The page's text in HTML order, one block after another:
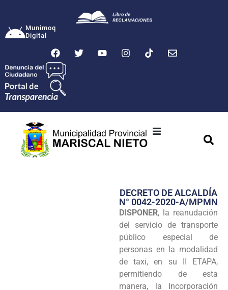
Munimoq
Digital
Transparencia
Seguridad
Programas
Intranet
DECRETO DE ALCALDÍA
N° 0042-2020-A/MPMN
DISPONER, la reanudación
del servicio de transporte
público especial de
personas en la modalidad
de taxi, en su II ETAPA,
permitiendo de esta
manera, la Incorporación